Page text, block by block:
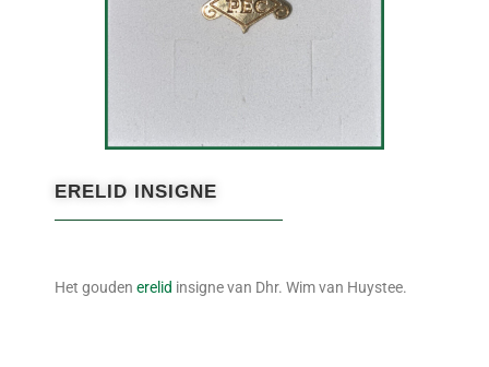
ERELID INSIGNE
Het gouden erelid insigne van Dhr. Wim van Huystee.